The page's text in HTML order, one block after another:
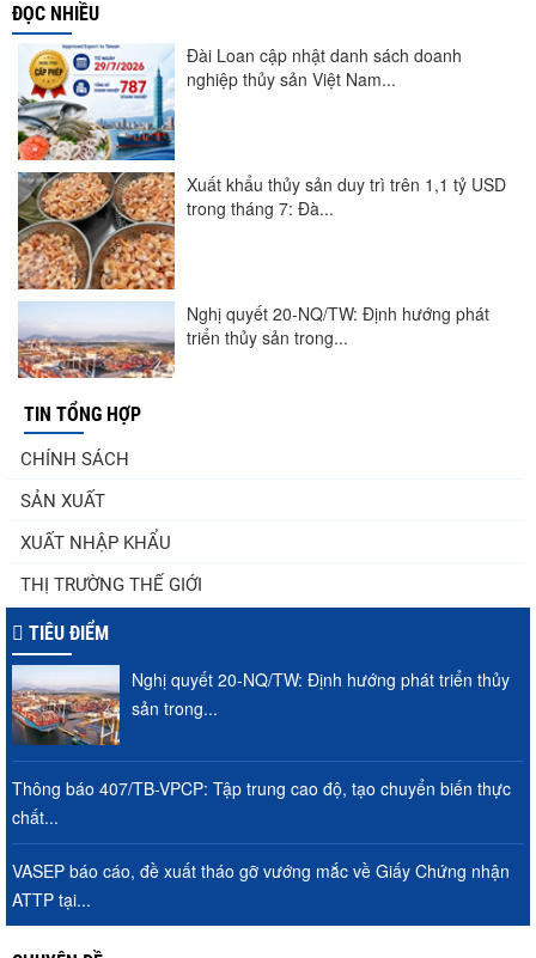
ĐỌC NHIỀU
Đài Loan cập nhật danh sách doanh
nghiệp thủy sản Việt Nam...
Xuất khẩu thủy sản duy trì trên 1,1 tỷ USD
trong tháng 7: Đà...
Nghị quyết 20-NQ/TW: Định hướng phát
triển thủy sản trong...
Thuế Mục 301 và bài toán thích ứng của
tôm Việt tại thị...
Xuất khẩu cá tra sang CPTPP: Mở rộng cơ
hội cho hàng giá trị...
TIN TỔNG HỢP
CHÍNH SÁCH
SẢN XUẤT
XUẤT NHẬP KHẨU
THỊ TRƯỜNG THẾ GIỚI
TIÊU ĐIỂM
Nghị quyết 20-NQ/TW: Định hướng phát triển thủy
sản trong...
Thông báo 407/TB-VPCP: Tập trung cao độ, tạo chuyển biến thực
chất...
VASEP báo cáo, đề xuất tháo gỡ vướng mắc về Giấy Chứng nhận
ATTP tại...